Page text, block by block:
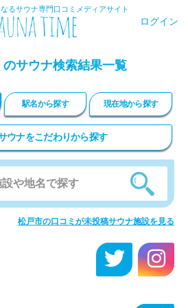
るサウナ専門口コミメディアサイト
ログイン
のサウナ検索結果一覧
駅名から探す 現在地から探す
ウナをこだわりから探す
松戸市の口コミが未投稿サウナ施設を見る